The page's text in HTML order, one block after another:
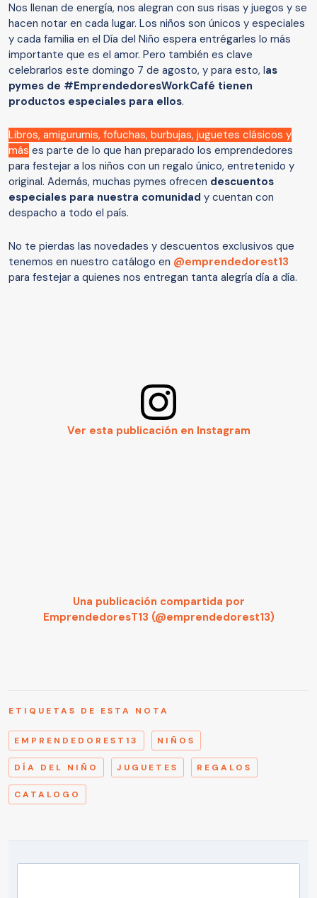
Nos llenan de energía, nos alegran con sus risas y juegos y se
hacen notar en cada lugar. Los niños son únicos y especiales
y cada familia en el Día del Niño espera entrégarles lo más
importante que es el amor. Pero también es clave
celebrarlos este domingo 7 de agosto, y para esto, las
pymes de #EmprendedoresWorkCafé tienen
productos especiales para ellos.
Libros, amigurumis, fofuchas, burbujas, juguetes clásicos y
más es parte de lo que han preparado los emprendedores
para festejar a los niños con un regalo único, entretenido y
original. Además, muchas pymes ofrecen descuentos
especiales para nuestra comunidad y cuentan con
despacho a todo el país.
No te pierdas las novedades y descuentos exclusivos que
tenemos en nuestro catálogo en @emprendedorest13
para festejar a quienes nos entregan tanta alegría día a día.
Ver esta publicación en Instagram
Una publicación compartida por
EmprendedoresT13 (@emprendedorest13)
ETIQUETAS DE ESTA NOTA
EMPRENDEDOREST13 NIÑOS
DÍA DEL NIÑO JUGUETES REGALOS
CATALOGO